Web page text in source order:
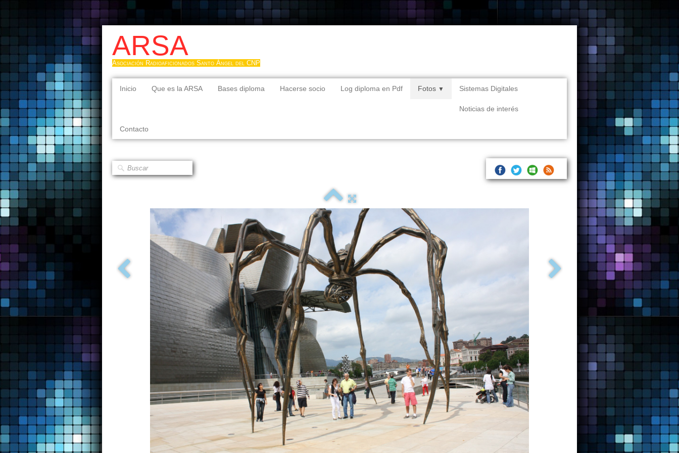
ARSA
Asociación Radioaficionados Santo Ángel del CNP
Inicio Que es la ARSA Bases diploma Hacerse socio Log diploma en Pdf Fotos ▼ Sistemas Digitales
Noticias de interés
Contacto